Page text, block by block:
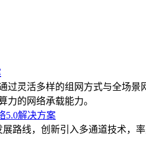
过灵活多样的组网方式与全场
力的网络承载能力。
5.0解决方案
展路线，创新引入多通道技术，